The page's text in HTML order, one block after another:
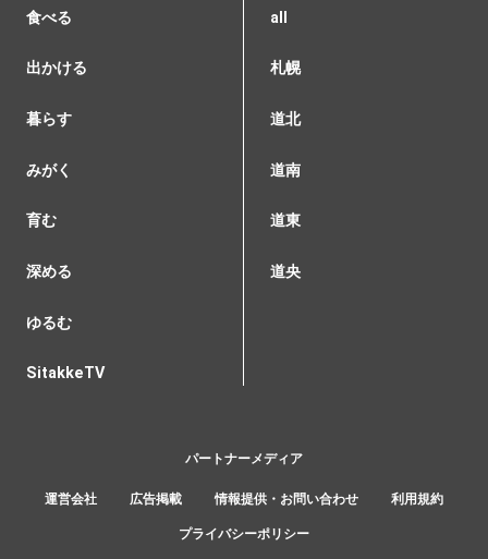
食べる
出かける
暮らす
みがく
育む
深める
ゆるむ
SitakkeTV
all
札幌
道北
道南
道東
道央
運営会社 広告掲載 情報提供・お問い合わせ 利用規約
プライバシーポリシー
パートナーメディア